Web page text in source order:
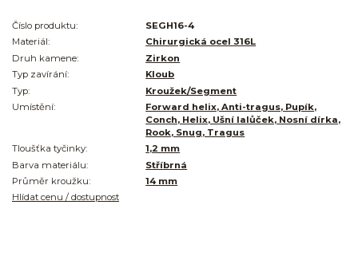
Číslo produktu:
SEGH16-4
Materiál:
Chirurgická ocel 316L
Druh kamene:
Zirkon
Typ zavírání:
Kloub
Typ:
Kroužek/Segment
Umístění:
Forward helix, Anti-tragus, Pupík,
Conch, Helix, Ušní lalůček, Nosní dírka,
Rook, Snug, Tragus
Tloušťka tyčinky:
1,2 mm
Barva materiálu:
Stříbrná
Průměr kroužku:
14 mm
Hlídat cenu / dostupnost